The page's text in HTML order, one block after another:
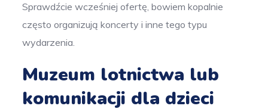
Sprawdźcie wcześniej ofertę, bowiem kopalnie
często organizują koncerty i inne tego typu
wydarzenia.
Muzeum lotnictwa lub
komunikacji dla dzieci